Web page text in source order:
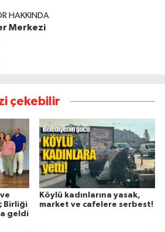
HAKKINDA
Merkezi
çekebilir
Birliği
geldi
Köylü kadınlarına yasak,
market ve cafelere serbest!